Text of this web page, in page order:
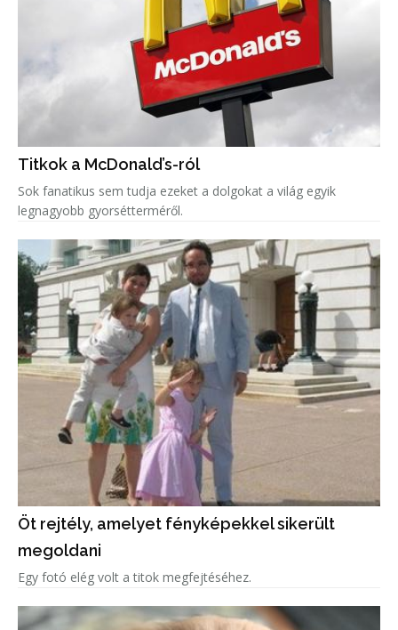
Titkok a McDonald’s-ról
Sok fanatikus sem tudja ezeket a dolgokat a világ egyik
legnagyobb gyorsétterméről.
Öt rejtély, amelyet fényképekkel sikerült
megoldani
Egy fotó elég volt a titok megfejtéséhez.